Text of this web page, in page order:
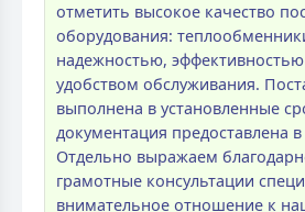
отметить высокое качество
оборудования:
надежностью,
удобством обслуживания.
выполнена в установленные
документация предоставлена
Отдельно выражаем
грамотные консультации
внимательное отношение к